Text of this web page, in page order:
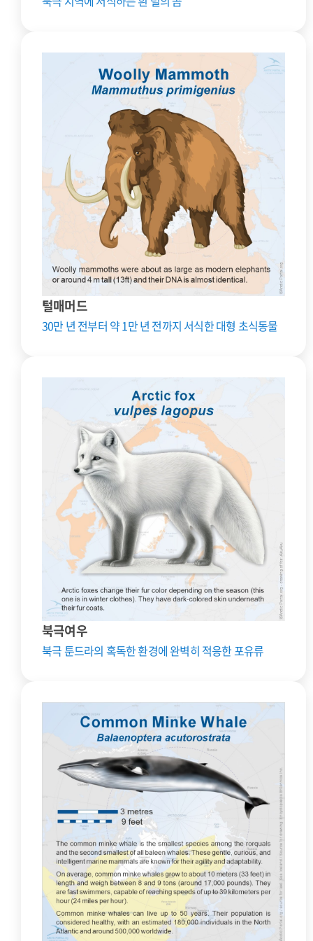
털매머드
30만 년 전부터 약 1만 년 전까지 서식한 대형 초식동물
북극여우
북극 툰드라의 혹독한 환경에 완벽히 적응한 포유류